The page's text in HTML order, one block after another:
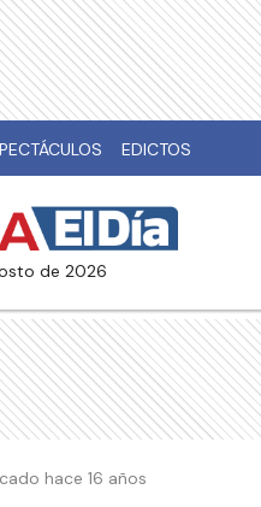
EDICTOS
de 2026
hace 16 años